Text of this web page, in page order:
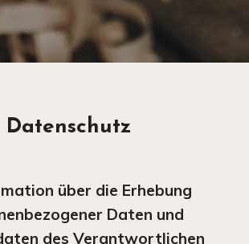
Datenschutz
über die Erhebung
Daten und
des Verantwortlichen